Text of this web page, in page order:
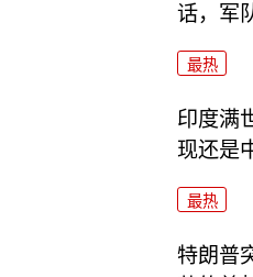
话，军
最热
印度满
现还是
最热
特朗普